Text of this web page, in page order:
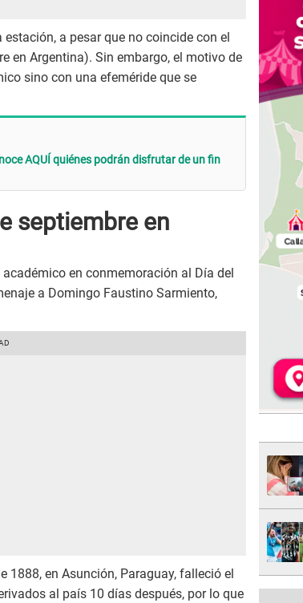
a pesar que no coincide con el
en Argentina). Sin embargo, el motivo de
sino con una efeméride que se
AQUÍ quiénes podrán disfrutar de un fin
septiembre en
en conmemoración al Día del
a Domingo Faustino Sarmiento,
1888, en Asunción, Paraguay, falleció el
al país 10 días después, por lo que